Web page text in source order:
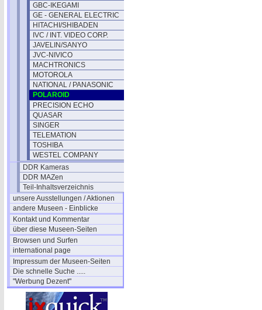
GBC-IKEGAMI
GE - GENERAL ELECTRIC
HITACHI/SHIBADEN
IVC / INT. VIDEO CORP.
JAVELIN/SANYO
JVC-NIVICO
MACHTRONICS
MOTOROLA
NATIONAL / PANASONIC
POLAROID
PRECISION ECHO
QUASAR
SINGER
TELEMATION
TOSHIBA
WESTEL COMPANY
DDR Kameras
DDR MAZen
Teil-Inhaltsverzeichnis
unsere Ausstellungen / Aktionen
andere Museen - Einblicke
Kontakt und Kommentar
über diese Museen-Seiten
Browsen und Surfen
international page
Impressum der Museen-Seiten
Die schnelle Suche .....
"Werbung Dezent"